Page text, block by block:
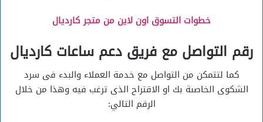
خطوات التسوق اون لاين من متجر كارديال
رقم التواصل مع فريق دعم ساعات كارديال
كما لتتمكن من التواصل مع خدمة العملاء والبدء فى سرد
الشكوى الخاصىة بك او الاقتراح الذى ترغب فيه وهذا من خلال
الرقم التالي: